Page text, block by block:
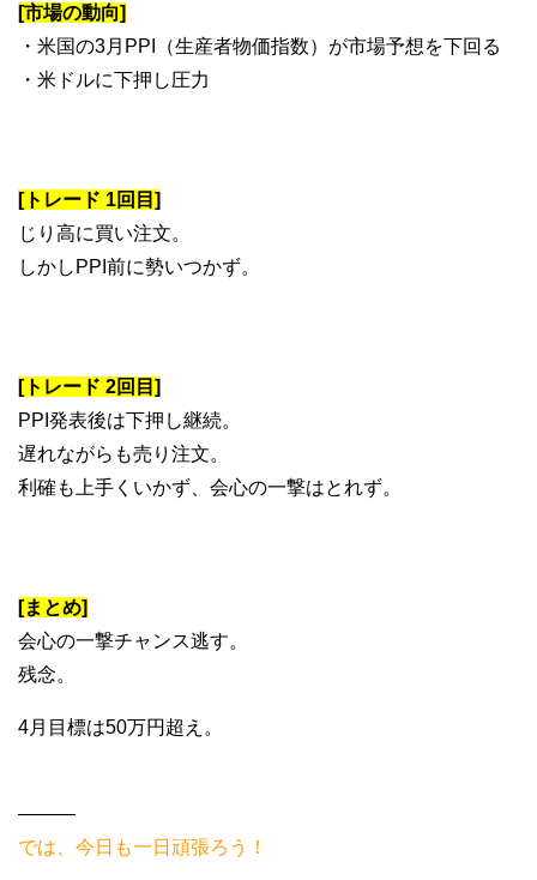
[市場の動向]
・米国の3月PPI（生産者物価指数）が市場予想を下回る
・米ドルに下押し圧力
[トレード 1回目]
じり高に買い注文。
しかしPPI前に勢いつかず。
[トレード 2回目]
PPI発表後は下押し継続。
遅れながらも売り注文。
利確も上手くいかず、会心の一撃はとれず。
[まとめ]
会心の一撃チャンス逃す。
残念。
4月目標は50万円超え。
———
では、今日も一日頑張ろう！